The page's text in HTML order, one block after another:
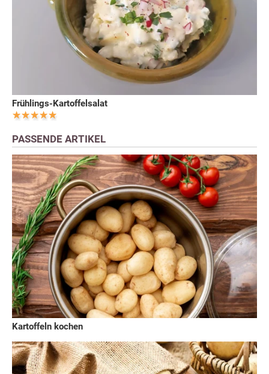
Frühlings-Kartoffelsalat
PASSENDE ARTIKEL
Kartoffeln kochen